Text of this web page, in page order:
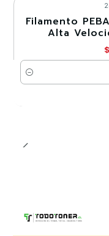
-30%
Filamento
Alta
Cantidad